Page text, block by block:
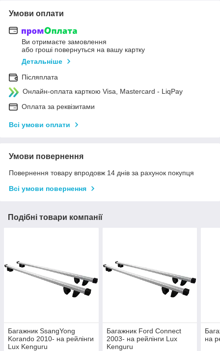
Умови оплати
Ви отримаєте замовлення
або гроші повернуться на вашу картку
Детальніше
Післяплата
Онлайн-оплата карткою Visa, Mastercard - LiqPay
Оплата за реквізитами
Всі умови оплати
Умови повернення
Повернення товару впродовж 14 днів за рахунок покупця
Всі умови повернення
Подібні товари компанії
Багажник SsangYong
Korando 2010- на рейлінги
Lux Kenguru
Багажник Ford Connect
2003- на рейлінги Lux
Kenguru
на